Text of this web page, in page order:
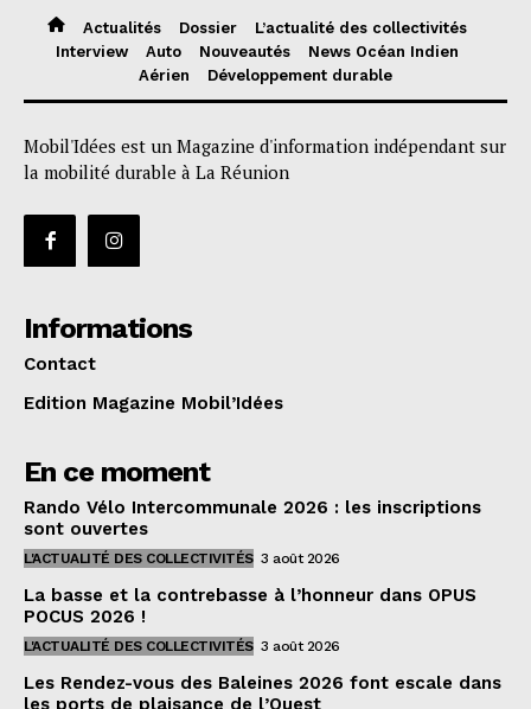
Actualités Dossier
L’actualité des collectivités
Interview
Auto Nouveautés
News Océan Indien
Aérien
Développement durable
Mobil'Idées est un Magazine d'information indépendant sur
la mobilité durable à La Réunion
Informations
Contact
Edition Magazine Mobil’Idées
En ce moment
Rando Vélo Intercommunale 2026 : les inscriptions
sont ouvertes
L'ACTUALITÉ DES COLLECTIVITÉS 3 août 2026
La basse et la contrebasse à l’honneur dans OPUS
POCUS 2026 !
L'ACTUALITÉ DES COLLECTIVITÉS 3 août 2026
Les Rendez-vous des Baleines 2026 font escale dans
les ports de plaisance de l’Ouest